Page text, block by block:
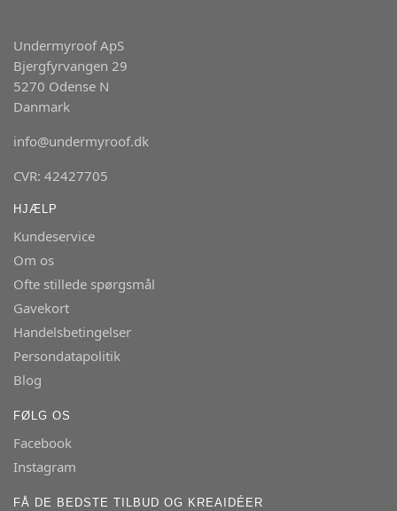
Undermyroof ApS
Bjergfyrvangen 29
5270 Odense N
Danmark
info@undermyroof.dk
CVR: 42427705
HJÆLP
Kundeservice
Om os
Ofte stillede spørgsmål
Gavekort
Handelsbetingelser
Persondatapolitik
Blog
FØLG OS
Facebook
Instagram
FÅ DE BEDSTE TILBUD OG KREAIDÉER